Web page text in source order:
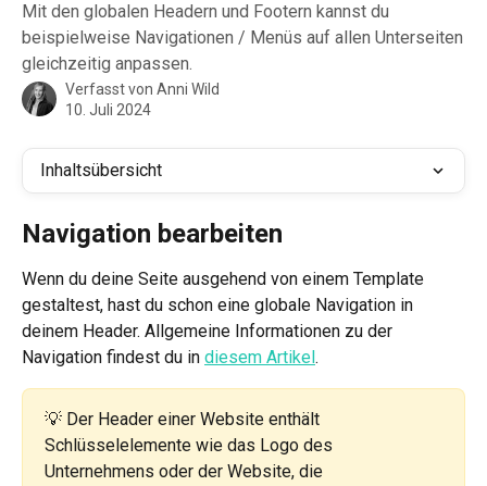
Mit den globalen Headern und Footern kannst du
beispielweise Navigationen / Menüs auf allen Unterseiten
gleichzeitig anpassen.
Verfasst von Anni Wild
10. Juli 2024
Inhaltsübersicht
Navigation bearbeiten
Wenn du deine Seite ausgehend von einem Template
gestaltest, hast du schon eine globale Navigation in
deinem Header. Allgemeine Informationen zu der
Navigation findest du in diesem Artikel.
💡 Der Header einer Website enthält
Schlüsselelemente wie das Logo des
Unternehmens oder der Website, die